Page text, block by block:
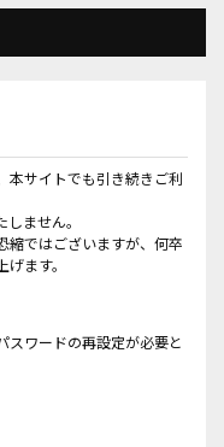
本サイトでも引き続きご利
ません。
縮ではございますが、何卒
ます。
スワードの再設定が必要と